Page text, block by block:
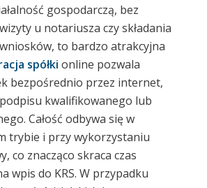
gospodarczą, bez
u notariusza czy składania
to bardzo atrakcyjna
spółki online pozwala
bezpośrednio przez internet,
kwalifikowanego lub
Całość odbywa się w
trybie i przy wykorzystaniu
co znacząco skraca czas
wpis do KRS. W przypadku